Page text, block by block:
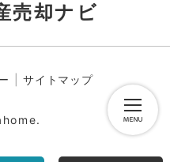
売却ナビ
サイトマップ